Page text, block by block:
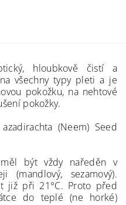
hloubkově čistí a
všechny typy pleti a je
pokožku, na nehtové
pokožky.
(Neem) Seed
být vždy naředěn v
sezamový).
již při 21°C. Proto před
do teplé (ne horké)